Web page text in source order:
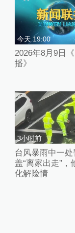
今天 19:00
2026年8月9日
播》
3小时前
台风暴雨中一处
盖“离家出走”，
化解险情